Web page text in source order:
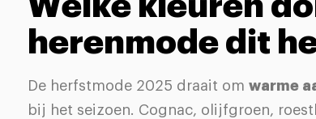
herenmode dit
De herfstmode 2025 draait om warme
bij het seizoen. Cognac, olijfgroen,